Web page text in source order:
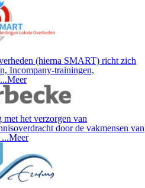
(hierna SMART) richt zich
Incompany-trainingen,
Meer
het verzorgen van
door de vakmensen van
Meer